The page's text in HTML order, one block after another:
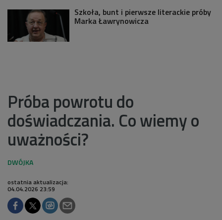
Szkoła, bunt i pierwsze literackie próby
Marka Ławrynowicza
Próba powrotu do
doświadczania. Co wiemy o
uważności?
ostatnia aktualizacja:
04.04.2026 23:59